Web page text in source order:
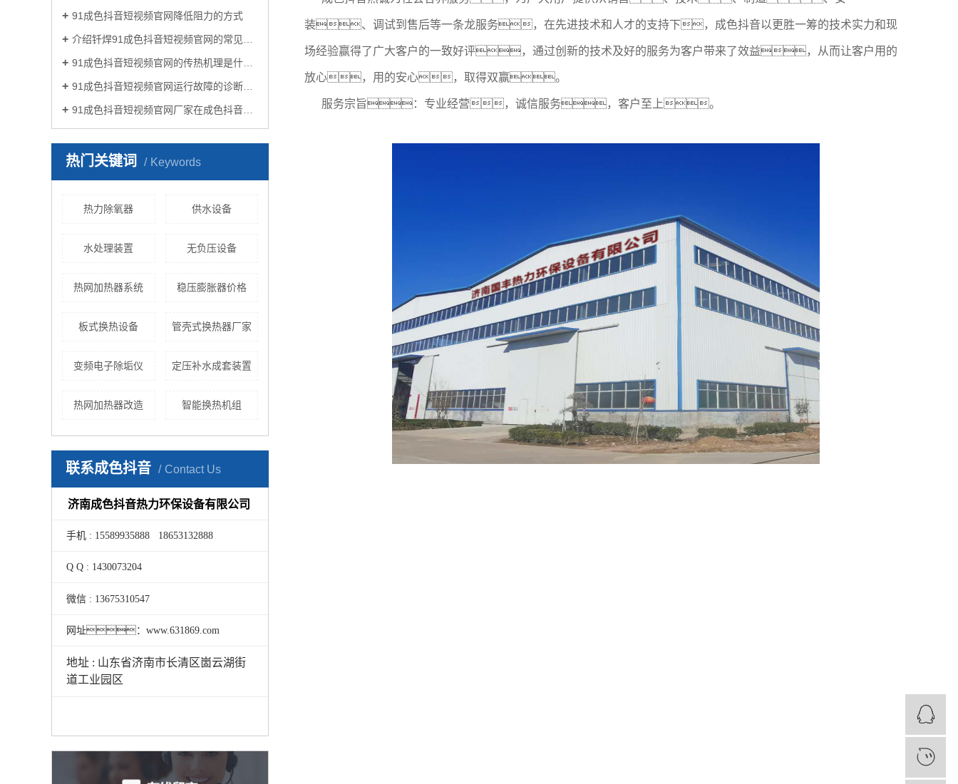
91成色抖音短视频官网降低阻力的方式
介绍钎焊91成色抖音短视频官网的常见类型有哪些
91成色抖音短视频官网的传热机理是什么?
91成色抖音短视频官网运行故障的诊断及处理方法
91成色抖音短视频官网厂家在成色抖音生活中有哪些作用？
热门关键词 Keywords
热力除氧器 供水设备
水处理装置 无负压设备
热网加热器系统 稳压膨胀器价格
板式换热设备 管壳式换热器厂家
变频电子除垢仪 定压补水成套装置
热网加热器改造 智能换热机组
联系成色抖音 Contact Us
济南成色抖音热力环保设备有限公司
手机 : 15589935888 18653132888
Q Q : 1430073204
微信 : 13675310547
网址：www.631869.com
地址 : 山东省济南市长清区崮云湖街
道工业园区
装、调试到售后等一条龙服务，在先进技术和人才的支持下，成色抖音以更胜一筹的技术实力和现
场经验赢得了广大客户的一致好评，通过创新的技术及好的服务为客户带来了效益，从而让客户用的
放心，用的安心，取得双赢。
服务宗旨：专业经营，诚信服务，客户至上。